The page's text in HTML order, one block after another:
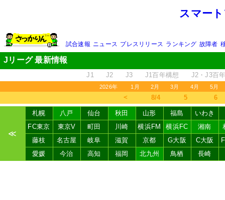
スマー
試合速報 ニュース プレスリリース ランキング 故障者
Jリーグ 最新情報
J1 J2 J3 J1百年構想 J2・J3百
2026年 1月 2月 3月 4月 5月
＜ 8/4 5 6
≪
札幌 八戸 仙台 秋田 山形 福島
いわき
FC東京
東京V 町田 川崎 横浜FM 横浜FC 湘南
藤枝
名古屋 岐阜 滋賀 京都 G大阪 C大阪
愛媛
今治 高知 福岡 北九州 鳥栖 長崎